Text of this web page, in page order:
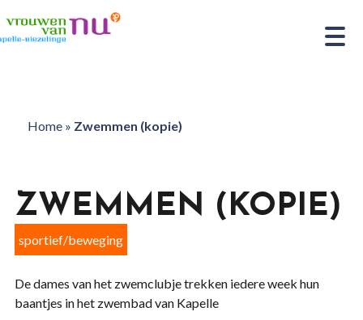
Home» Zwemmen (kopie)
ZWEMMEN (KOPIE)
sportief/beweging
De dames van het zwemclubje trekken iedere week hun
baantjes in het zwembad van Kapelle